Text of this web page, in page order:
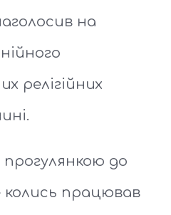
на
релігійних
до
колись працював